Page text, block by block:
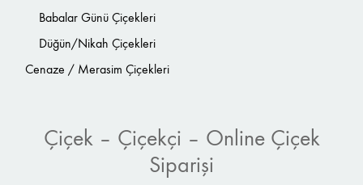
Babalar Günü Çiçekleri
Düğün/Nikah Çiçekleri
Cenaze / Merasim Çiçekleri
Çiçek – Çiçekçi – Online Çiçek
Siparişi